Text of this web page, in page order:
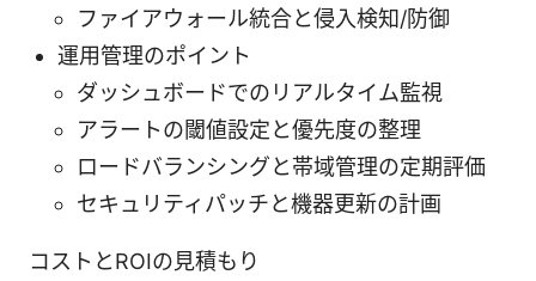
ファイアウォール統合と侵入検知/防御
運用管理のポイント
ダッシュボードでのリアルタイム監視
アラートの閾値設定と優先度の整理
ロードバランシングと帯域管理の定期評価
セキュリティパッチと機器更新の計画
コストとROIの見積もり